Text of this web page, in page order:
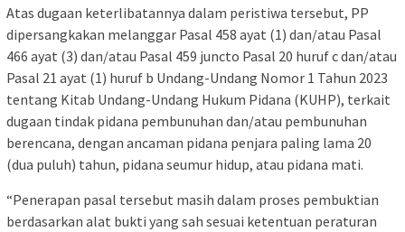
Atas dugaan keterlibatannya dalam peristiwa tersebut, PP
dipersangkakan melanggar Pasal 458 ayat (1) dan/atau Pasal
466 ayat (3) dan/atau Pasal 459 juncto Pasal 20 huruf c dan/atau
Pasal 21 ayat (1) huruf b Undang-Undang Nomor 1 Tahun 2023
tentang Kitab Undang-Undang Hukum Pidana (KUHP), terkait
dugaan tindak pidana pembunuhan dan/atau pembunuhan
berencana, dengan ancaman pidana penjara paling lama 20
(dua puluh) tahun, pidana seumur hidup, atau pidana mati.
“Penerapan pasal tersebut masih dalam proses pembuktian
berdasarkan alat bukti yang sah sesuai ketentuan peraturan